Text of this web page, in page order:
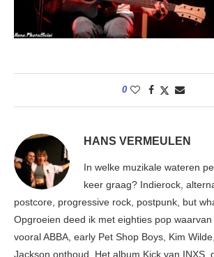
0
HANS VERMEULEN
In welke muzikale wateren
keer graag? Indierock,
postcore, progressive rock, postpunk, but
Opgroeien deed ik met eighties pop
vooral ABBA, early Pet Shop Boys, Kim
Jackson onthoud. Het album Kick van INXS,